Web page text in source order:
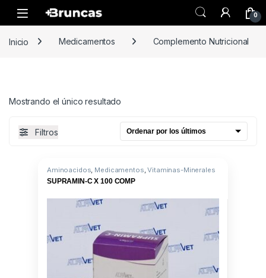
Skip to navigation
Skip to content
0
Inicio Medicamentos Complemento Nutricional
Mostrando el único resultado
Filtros
Aminoacidos, Medicamentos,Vitaminas-Minerales
SUPRAMIN-C X 100 COMP